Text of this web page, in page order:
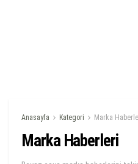
Anasayfa Kategori Marka
Marka Haberleri